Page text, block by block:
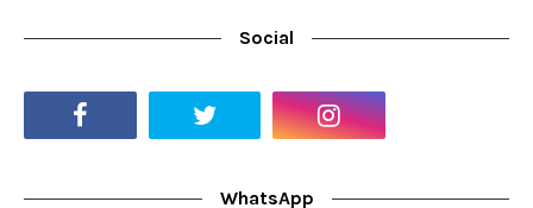
Social
WhatsApp